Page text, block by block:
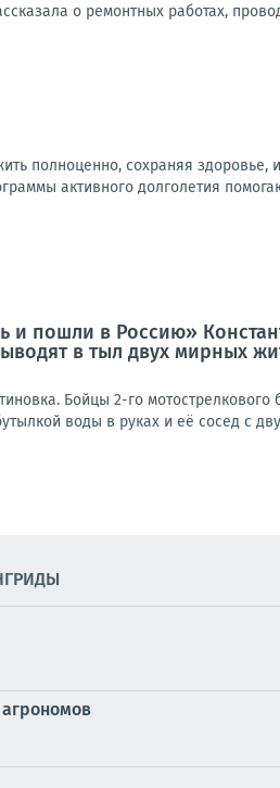
о ремонтных работах,
полноценно, сохраняя
активного долголетия
пошли в Россию»
в тыл двух мирных
Бойцы 2-го мотострелкового
воды в руках и её сосед с